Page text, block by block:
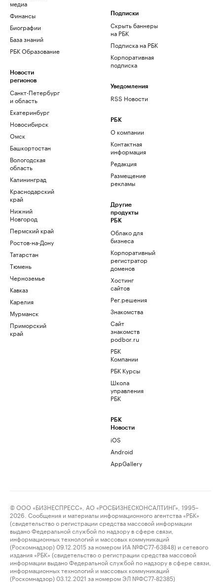
медиа
Финансы
Биографии
База знаний
РБК Образование
Новости
регионов
Санкт-Петербург
и область
Екатеринбург
Новосибирск
Омск
Башкортостан
Вологодская
область
Калининград
Краснодарский
край
Нижний
Новгород
Пермский край
Ростов-на-Дону
Татарстан
Тюмень
Черноземье
Кавказ
Карелия
Мурманск
Приморский
край
Подписки
Скрыть баннеры
на РБК
Подписка на РБК
Корпоративная
подписка
Уведомления
RSS Новости
РБК
О компании
Контактная
информация
Редакция
Размещение
рекламы
Другие
продукты
РБК
Облако для
бизнеса
Корпоративный
регистратор
доменов
Хостинг
сайтов
Рег.решения
Знакомства
Сайт
знакомств
podbor.ru
РБК
Компании
РБК Курсы
Школа
управления
РБК
РБК
Новости
iOS
Android
AppGallery
© ООО «БИЗНЕСПРЕСС», АО «РОСБИЗНЕСКОНСАЛТИНГ», 1995–
2026. Сообщения и материалы информационного агентства «РБК»
(свидетельство о регистрации средства массовой информации
выдано Федеральной службой по надзору в сфере связи,
информационных технологий и массовых коммуникаций
(Роскомнадзор) 09.12.2015 за номером ИА №ФС77-63848) и сетевого
издания «РБК» (свидетельство о регистрации средства массовой
информации выдано Федеральной службой по надзору в сфере связи,
информационных технологий и массовых коммуникаций
(Роскомнадзор) 03.12.2021 за номером ЭЛ №ФС77-82385)